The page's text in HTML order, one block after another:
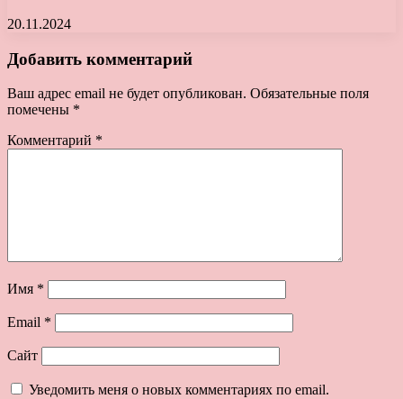
20.11.2024
Добавить комментарий
Ваш адрес email не будет опубликован. Обязательные поля
помечены *
Комментарий *
Имя *
Email *
Сайт
Уведомить меня о новых комментариях по email.